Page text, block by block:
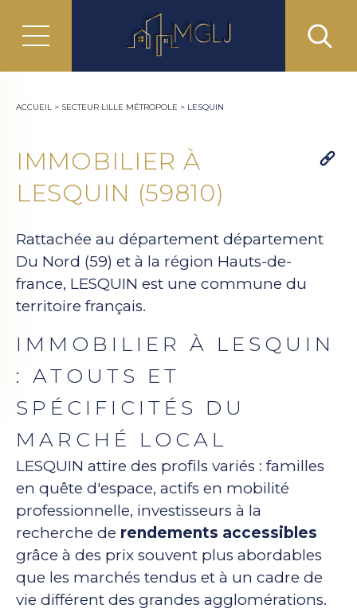
ACCUEIL > SECTEUR LILLE MÉTROPOLE > LESQUIN
IMMOBILIER À
LESQUIN (59810)
Rattachée au département département
Du Nord (59) et à la région Hauts-de-
france, LESQUIN est une commune du
territoire français.
IMMOBILIER À LESQUIN
: ATOUTS ET
SPÉCIFICITÉS DU
MARCHÉ LOCAL
LESQUIN attire des profils variés : familles
en quête d'espace, actifs en mobilité
professionnelle, investisseurs à la
recherche de rendements accessibles
grâce à des prix souvent plus abordables
que les marchés tendus et à un cadre de
vie différent des grandes agglomérations.